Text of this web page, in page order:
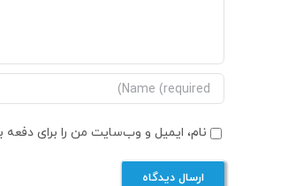
نام، ایمیل و وب‌سایت من را برای